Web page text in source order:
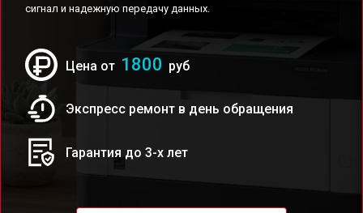
сигнал и надежную передачу данных.
Цена от 1800 руб
Экспресс ремонт в день обращения
Гарантия до 3-х лет